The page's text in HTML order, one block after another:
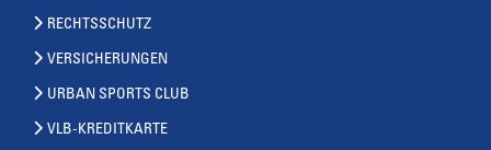
RECHTSSCHUTZ
VERSICHERUNGEN
URBAN SPORTS CLUB
VLB-KREDITKARTE